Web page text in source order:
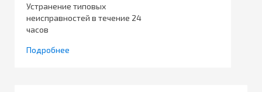
Устранение типовых
неисправностей в течение 24
часов
Подробнее